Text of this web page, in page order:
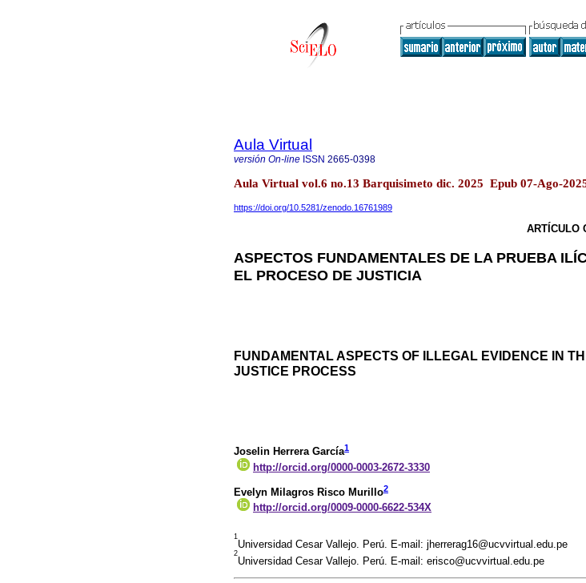
Aula Virtual
versión On-line ISSN 2665-0398
Aula Virtual vol.6 no.13 Barquisimeto dic. 2025 Epub 07-Ago-
https://doi.org/10.5281/zenodo.16761989
ARTÍCULO
ASPECTOS FUNDAMENTALES DE LA PRUEBA
EL PROCESO DE JUSTICIA
FUNDAMENTAL ASPECTS OF ILLEGAL EVIDENCE IN
JUSTICE PROCESS
Joselin Herrera García1
http://orcid.org/0000-0003-2672-3330
Evelyn Milagros Risco Murillo2
http://orcid.org/0009-0000-6622-534X
1
Universidad Cesar Vallejo. Perú. E-mail: jherrerag16@ucvvirtual.edu.pe
2
Universidad Cesar Vallejo. Perú. E-mail: erisco@ucvvirtual.edu.pe